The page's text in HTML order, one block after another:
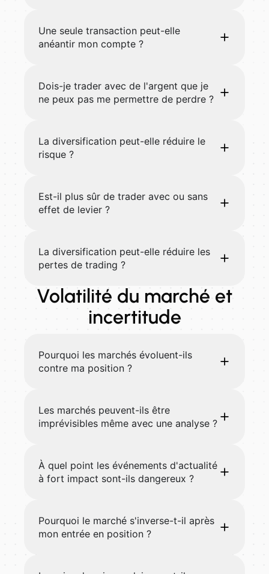
Une seule transaction peut-elle
anéantir mon compte ?
Dois-je trader avec de l'argent que je
ne peux pas me permettre de perdre ?
La diversification peut-elle réduire le
risque ?
Est-il plus sûr de trader avec ou sans
effet de levier ?
La diversification peut-elle réduire les
pertes de trading ?
Volatilité du marché et
incertitude
Pourquoi les marchés évoluent-ils
contre ma position ?
Les marchés peuvent-ils être
imprévisibles même avec une analyse ?
À quel point les événements d'actualité
à fort impact sont-ils dangereux ?
Pourquoi le marché s'inverse-t-il après
mon entrée en position ?